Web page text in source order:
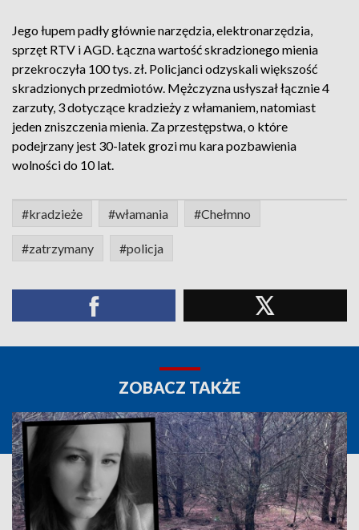
Jego łupem padły głównie narzędzia, elektronarzędzia,
sprzęt RTV i AGD. Łączna wartość skradzionego mienia
przekroczyła 100 tys. zł. Policjanci odzyskali większość
skradzionych przedmiotów. Mężczyzna usłyszał łącznie 4
zarzuty, 3 dotyczące kradzieży z włamaniem, natomiast
jeden zniszczenia mienia. Za przestępstwa, o które
podejrzany jest 30-latek grozi mu kara pozbawienia
wolności do 10 lat.
#kradzieże #włamania #Chełmno
#zatrzymany #policja
ZOBACZ TAKŻE